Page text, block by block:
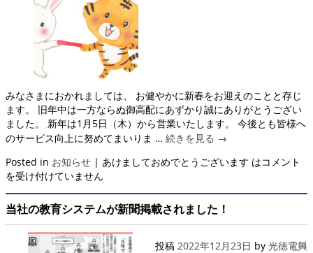
みなさまにおかれましては、 お健やかに新春をお迎えのことと存じ
ます。 旧年中は一方ならぬ御高配にあずかり誠にありがとうござい
ました。 新年は1月5日（木）から営業いたします。 今後とも皆様へ
のサービス向上に努めてまいりま … 続きを見る →
Posted in お知らせ | あけましておめでとうございます はコメント
を受け付けていません
当社の教育システムが新聞掲載されました！
投稿 2022年12月23日 by 光徳電興